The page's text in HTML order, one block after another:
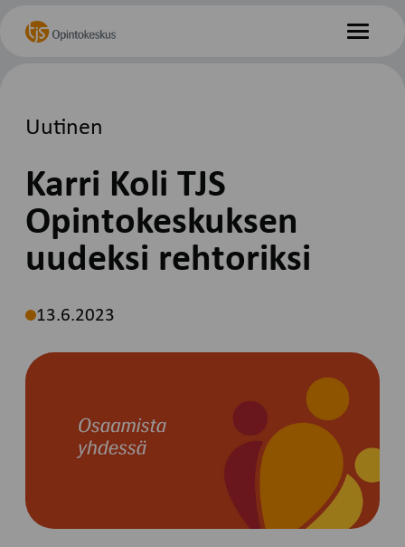
sisältöönEtusivu Valikko
Uutinen
Karri Koli TJS
Opintokeskuksen
uudeksi rehtoriksi
13.6.2023